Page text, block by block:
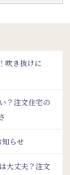
吹き抜けに
？注文住宅の
知らせ
大丈夫？注文